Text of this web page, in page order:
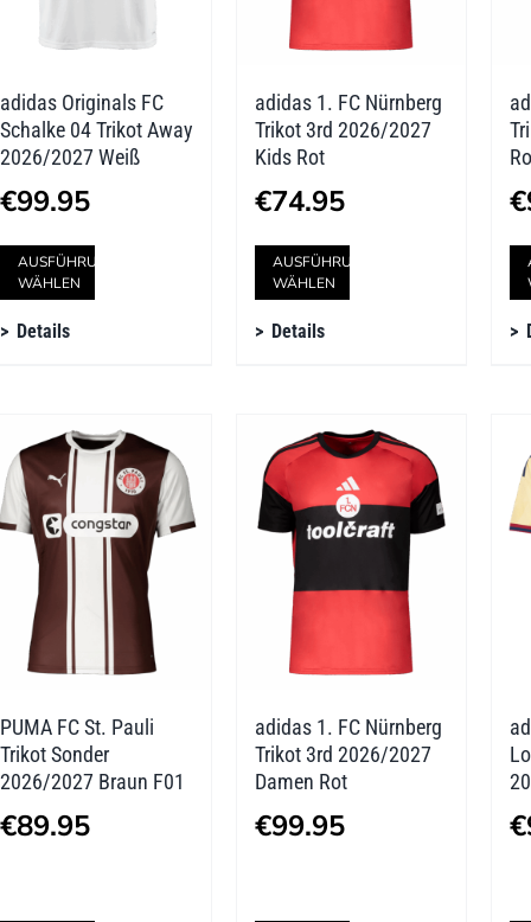
Produktseite
gewählt
Produktseite
adidas Originals FC
Schalke 04 Trikot Away
2026/2027 Weiß
€99.95
AUSFÜHRUNG
WÄHLEN
Dieses
Produkt
Varianten
auf.
Die
Optionen
können
auf
Produktseite
gewählt
Details
adidas 1. FC Nürnberg
Trikot 3rd 2026/2027
Kids Rot
€74.95
AUSFÜHRUNG
WÄHLEN
Dieses
Produkt
Varianten
auf.
Die
Optionen
können
Produktseite
Details
€
PUMA FC St. Pauli
Trikot Sonder
2026/2027 Braun F01
€89.95
adidas 1. FC Nürnberg
Trikot 3rd 2026/2027
Damen Rot
€99.95 €